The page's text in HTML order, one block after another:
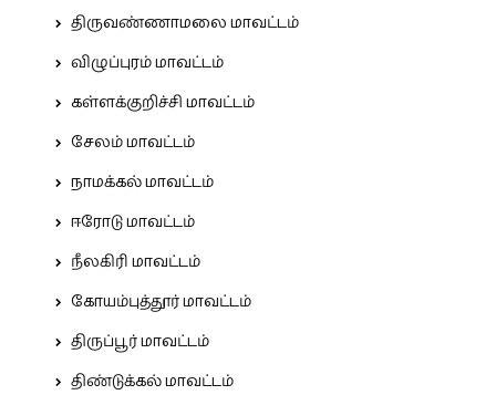
திருவண்ணாமலை மாவட்டம்
விழுப்புரம் மாவட்டம்
கள்ளக்குறிச்சி மாவட்டம்
சேலம் மாவட்டம்
நாமக்கல் மாவட்டம்
ஈரோடு மாவட்டம்
நீலகிரி மாவட்டம்
கோயம்புத்தூர் மாவட்டம்
திருப்பூர் மாவட்டம்
திண்டுக்கல் மாவட்டம்